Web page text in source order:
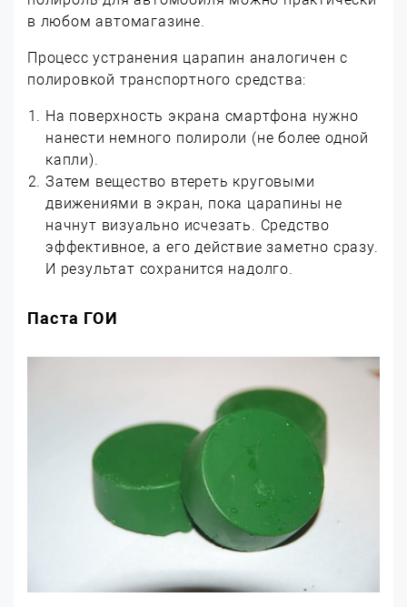
в любом автомагазине.
Процесс устранения царапин аналогичен с
полировкой транспортного средства:
На поверхность экрана смартфона нужно
нанести немного полироли (не более одной
капли).
Затем вещество втереть круговыми
движениями в экран, пока царапины не
начнут визуально исчезать. Средство
эффективное, а его действие заметно сразу.
И результат сохранится надолго.
Паста ГОИ